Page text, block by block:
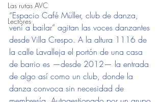
Las rutas AVC
Lectores
“Espacio Café Müller, club de danza,
vení a bailar” agitan las voces danzantes
desde Villa Crespo. A la altura 1116 de
la calle Lavalleja el portón de una casa
de barrio es —desde 2012— la entrada
de algo así como un club, donde la
danza convoca sin necesidad de